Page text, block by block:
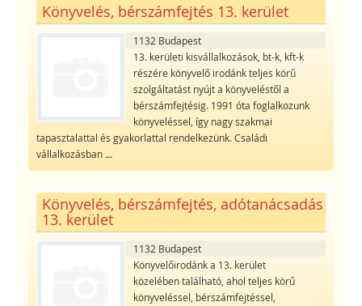
Könyvelés, bérszámfejtés 13. kerület
1132 Budapest
13. kerületi kisvállalkozások, bt-k, kft-k
részére könyvelő irodánk teljes körű
szolgáltatást nyújt a könyveléstől a
bérszámfejtésig. 1991 óta foglalkozunk
könyveléssel, így nagy szakmai
tapasztalattal és gyakorlattal rendelkezünk. Családi
vállalkozásban...
Könyvelés, bérszámfejtés, adótanácsadás
13. kerület
1132 Budapest
Könyvelőirodánk a 13. kerület
közelében található, ahol teljes körű
könyveléssel, bérszámfejtéssel,